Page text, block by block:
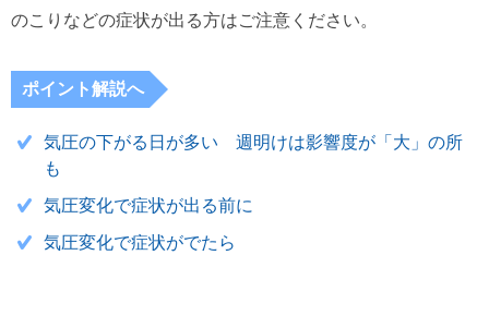
のこりなどの症状が出る方はご注意ください。
ポイント解説へ
気圧の下がる日が多い 週明けは影響度が「大」の所
も
気圧変化で症状が出る前に
気圧変化で症状がでたら